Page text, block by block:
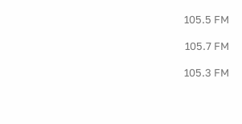
105.5 FM
105.7 FM
105.3 FM